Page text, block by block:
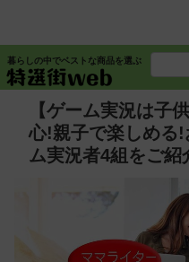
暮らしの中でベストな商品を選ぶ
【ゲーム実況は子
心!親子で楽しめる
ム実況者4組をご紹